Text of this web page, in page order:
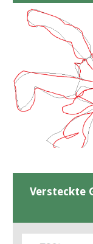
Versteckte